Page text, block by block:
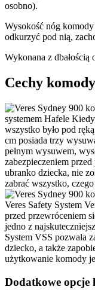
osobno).
Wysokość nóg
odkurzyć pod nią,
Wykonana z
Cechy
systemem Hafele Kiedy
wszystko było pod
cm posiada trzy
pełnym wysuwem,
zabezpieczeniem
ubranko dziecka, nie
zabrać wszystko,
Veres Safety System
przed przewróceniem
jedno z
System VSS pozwala
dziecko, a także
użytkowanie komody
Dodatkowe opcje